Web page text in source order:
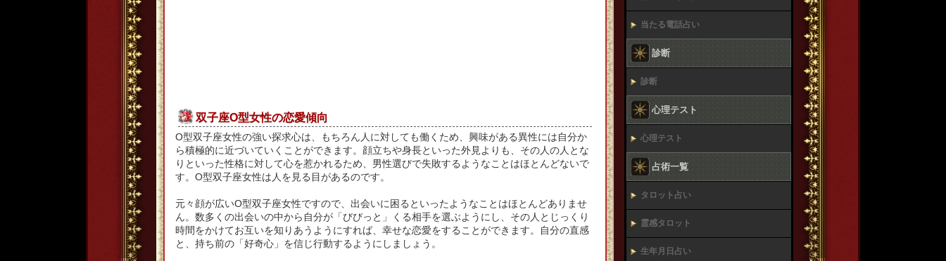
双子座O型女性の恋愛傾向
O型双子座女性の強い探求心は、もちろん人に対しても働くため、興味がある異性には自分か
ら積極的に近づいていくことができます。顔立ちや身長といった外見よりも、その人の人とな
りといった性格に対して心を惹かれるため、男性選びで失敗するようなことはほとんどないで
す。O型双子座女性は人を見る目があるのです。
元々顔が広いO型双子座女性ですので、出会いに困るといったようなことはほとんどありませ
ん。数多くの出会いの中から自分が「びびっと」くる相手を選ぶようにし、その人とじっくり
時間をかけてお互いを知りあうようにすれば、幸せな恋愛をすることができます。自分の直感
と、持ち前の「好奇心」を信じ行動するようにしましょう。
当たる電話占い
診断
診断
心理テスト
心理テスト
占術一覧
タロット占い
霊感タロット
生年月日占い